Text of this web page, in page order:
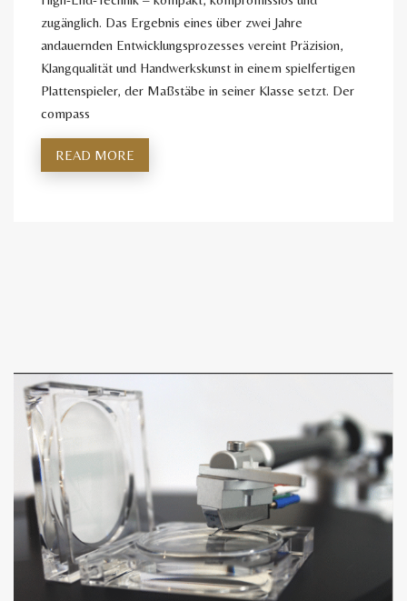
zugänglich. Das Ergebnis eines über zwei Jahre
andauernden Entwicklungsprozesses vereint Präzision,
Klangqualität und Handwerkskunst in einem spielfertigen
Plattenspieler, der Maßstäbe in seiner Klasse setzt. Der
compass
READ MORE